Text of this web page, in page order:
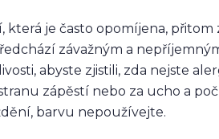
která je často opomíjena,
závažným a
abyste zjistili, zda nejste
zápěstí nebo za ucho a
barvu nepoužívejte.